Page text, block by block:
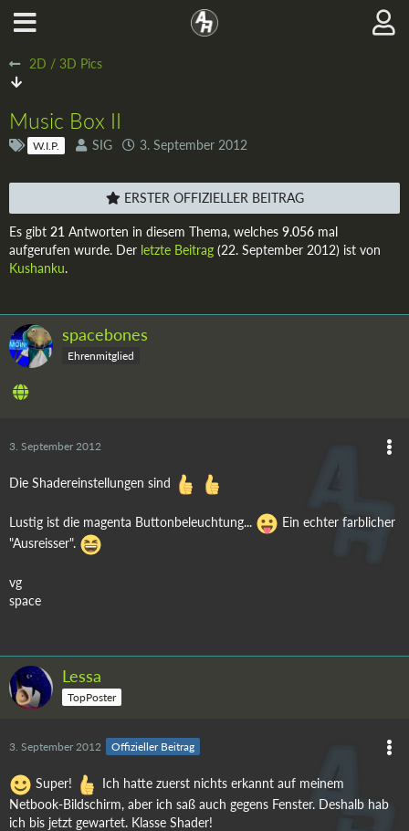
2D / 3D Pics
Music Box II
W.I.P. SIG 3. September 2012
ERSTER OFFIZIELLER BEITRAG
Es gibt 21 Antworten in diesem Thema, welches 9.056 mal
aufgerufen wurde. Der letzte Beitrag (22. September 2012) ist von
Kushanku.
spacebones
Ehrenmitglied
3. September 2012
Die Shadereinstellungen sind
Lustig ist die magenta Buttonbeleuchtung...
Ein echter farblicher
"Ausreisser".
vg
space
Lessa
TopPoster
3. September 2012 Offizieller Beitrag
Super!
Ich hatte zuerst nichts erkannt auf meinem
Netbook-Bildschirm, aber ich saß auch gegens Fenster. Deshalb hab
ich bis jetzt gewartet. Klasse Shader!